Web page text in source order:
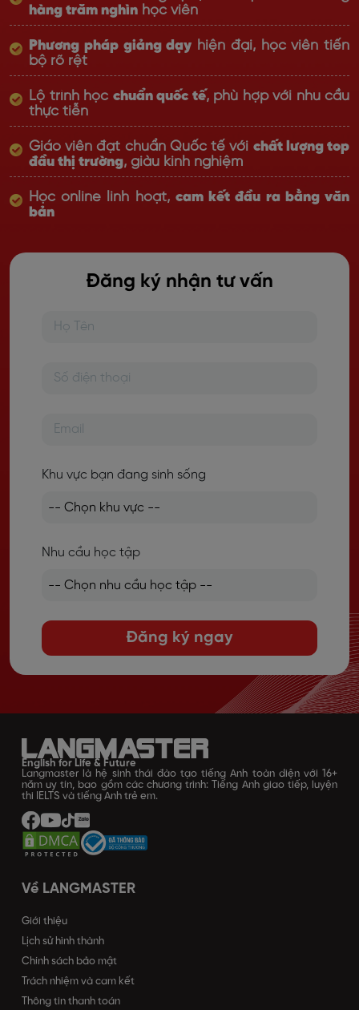
hàng trăm nghìn học viên
Phương pháp giảng dạy hiện đại, học viên tiến
bộ rõ rệt
Lộ trình học chuẩn quốc tế, phù hợp với nhu cầu
thực tiễn
Giáo viên đạt chuẩn Quốc tế với chất lượng top
đầu thị trường, giàu kinh nghiệm
Học online linh hoạt, cam kết đầu ra bằng văn
bản
Đăng ký nhận tư vấn
Khu vực bạn đang sinh sống
Nhu cầu học tập
Đăng ký ngay
English for Life & Future
Langmaster là hệ sinh thái đào tạo tiếng Anh toàn diện với 16+
năm uy tín, bao gồm các chương trình: Tiếng Anh giao tiếp, luyện
thi IELTS và tiếng Anh trẻ em.
Về LANGMASTER
Giới thiệu
Lịch sử hình thành
Chính sách bảo mật
Trách nhiệm và cam kết
Thông tin thanh toán